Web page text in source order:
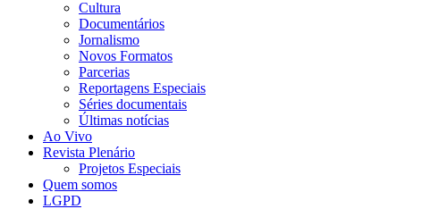
Cultura
Documentários
Jornalismo
Novos Formatos
Parcerias
Reportagens Especiais
Séries documentais
Últimas notícias
Ao Vivo
Revista Plenário
Projetos Especiais
Quem somos
LGPD